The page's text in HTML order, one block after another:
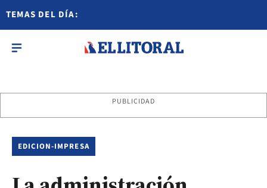
TEMAS DEL DÍA:
PUBLICIDAD
EDICION-IMPRESA